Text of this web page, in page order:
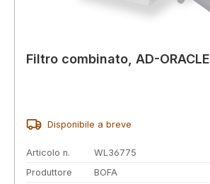
Filtro combinato, AD-ORACLE
Disponibile a breve
Articolo n.
WL36775
Produttore
BOFA